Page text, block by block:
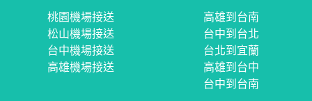
桃園機場接送
松山機場接送
台中機場接送
高雄機場接送
高雄到台南
台中到台北
台北到宜蘭
高雄到台中
台中到台南